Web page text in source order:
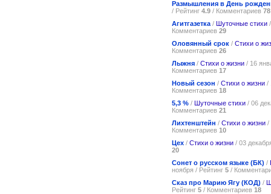
Размышления в День
/ Рейтинг 4.9 / Комментариев 78
Агитгазетка / Шуточные стихи
Комментариев 29
Оловянный срок / Стихи о
Комментариев 26
Лыжня / Стихи о жизни / 16
Комментариев 17
Новый сезон / Стихи о жизни /
Комментариев 18
5,3 % / Шуточные стихи / 06
Комментариев 21
Лихтенштейн / Стихи о жизни /
Комментариев 10
Цех / Стихи о жизни / 03
20
Сонет о русском языке (БК) /
ноября / Рейтинг 5 /
Сказ про Марию Ягу (КОД) /
Рейтинг 5 / Комментариев 18